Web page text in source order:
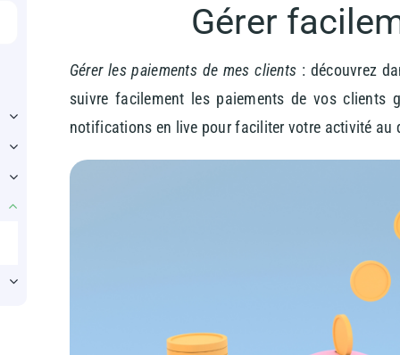
Gérer
Gérer les paiements de mes clients : découvrez
suivre facilement les paiements de vos clients
notifications en live pour faciliter votre activité au